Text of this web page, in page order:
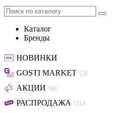
Каталог
Бренды
НОВИНКИ
GOSTI MARKET 128
АКЦИИ 386
РАСПРОДАЖА 1214